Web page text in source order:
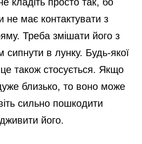
не має контактувати з
Треба змішати його з
сипнути в лунку. Будь-якої
це також стосується. Якщо
близько, то воно може
сильно пошкодити
його.